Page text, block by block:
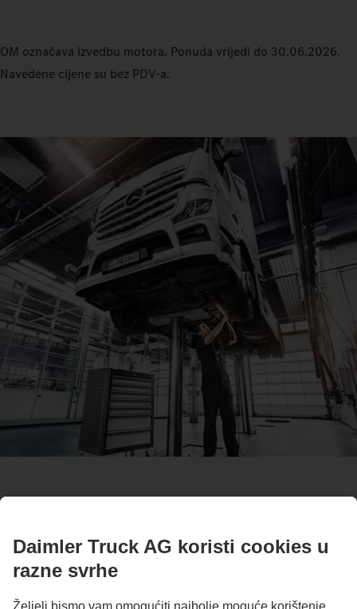
OM označava izvedbu motora. Ponuda vrijedi do 30.06.2026.
Navedene cijene su bez PDV-a.